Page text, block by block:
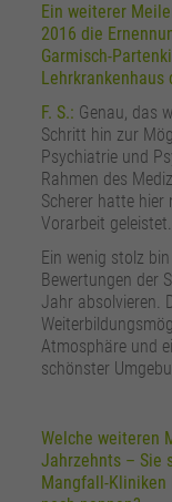
Ein weiterer
2016 die
Garmisch-
Lehrkrankenhaus
F. S.: Genau, das
Schritt hin zur
Psychiatrie und
Rahmen des
Scherer hatte
Vorarbeit geleistet.
Ein wenig stolz
Bewertungen der
Jahr absolvieren.
Atmosphäre und
schönster
Welche weiteren
Jahrzehnts – Sie
Mangfall-Kliniken